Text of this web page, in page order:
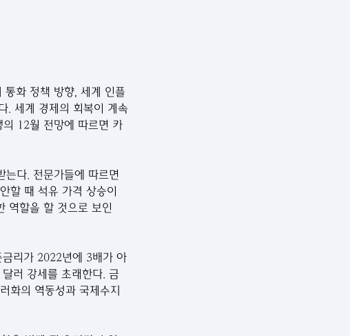
통화 정책 방향, 세계 인플
. 세계 경제의 회복이 계속
12월 전망에 따르면 카
다. 전문가들에 따르면
할 때 석유 가격 상승이
역할을 할 것으로 보인
리가 2022년에 3배가 아
러 강세를 초래한다. 금
화의 역동성과 국제수지